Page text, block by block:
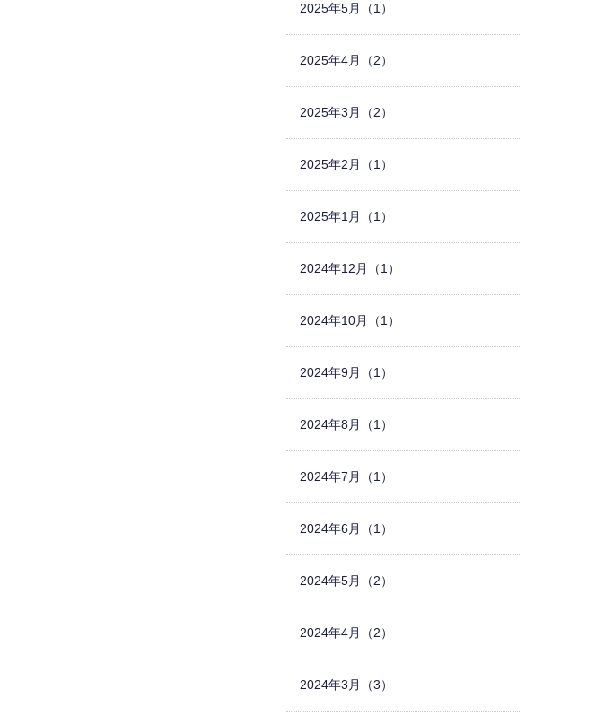
2025年5月（1）
2025年4月（2）
2025年3月（2）
2025年2月（1）
2025年1月（1）
2024年12月（1）
2024年10月（1）
2024年9月（1）
2024年8月（1）
2024年7月（1）
2024年6月（1）
2024年5月（2）
2024年4月（2）
2024年3月（3）